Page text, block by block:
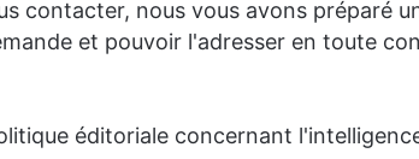
contacter, nous vous avons préparé
et pouvoir l'adresser en toute
éditoriale concernant